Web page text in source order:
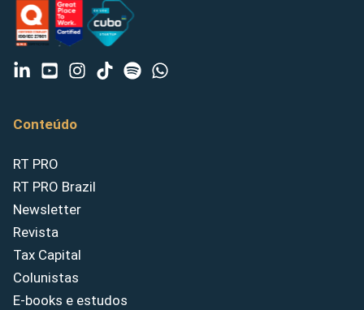
Conteúdo
RT PRO
RT PRO Brazil
Newsletter
Revista
Tax Capital
Colunistas
E-books e estudos